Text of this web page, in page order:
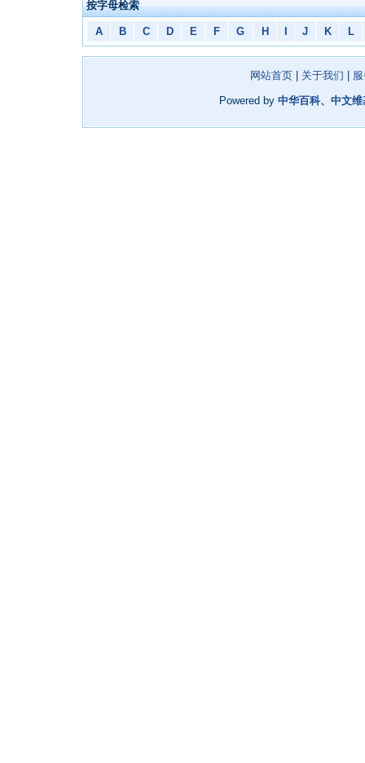
按字母检索
A B C D E F G H J K L
网站首页| 关于我们
Powered by 中华百科、中文维